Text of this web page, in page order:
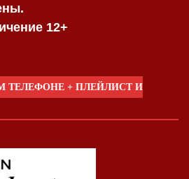
12+
ТЕЛЕФОНЕ + ПЛЕЙЛИСТ И